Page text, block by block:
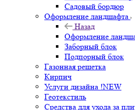
Садовый бордюр
Оформление ландшафта
Назад
Оформление
Заборный блок
Подпорный блок
Газонная решетка
Кирпич
Услуги дизайна !NEW
Геотекстиль
Средства для ухода за